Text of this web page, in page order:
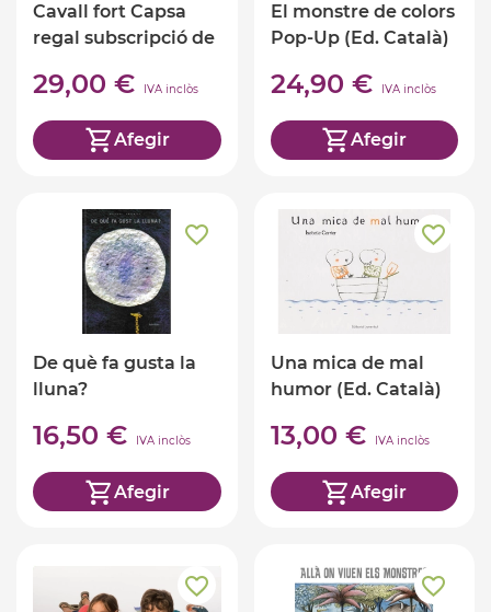
Cavall fort Capsa
regal subscripció de
29,00 € IVA inclòs
Afegir
El monstre de colors
Pop-Up (Ed. Català)
24,90 € IVA inclòs
Afegir
De què fa gusta la
lluna?
16,50 € IVA inclòs
Afegir
Una mica de mal
humor (Ed. Català)
13,00 € IVA inclòs
Afegir